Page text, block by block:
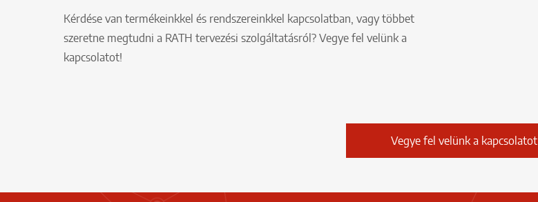
Kérdése van termékeinkkel és rendszereinkkel kapcsolatban, vagy többet
szeretne megtudni a RATH tervezési szolgáltatásról? Vegye fel velünk a
kapcsolatot!
Vegye fel velünk a kapcsolatot